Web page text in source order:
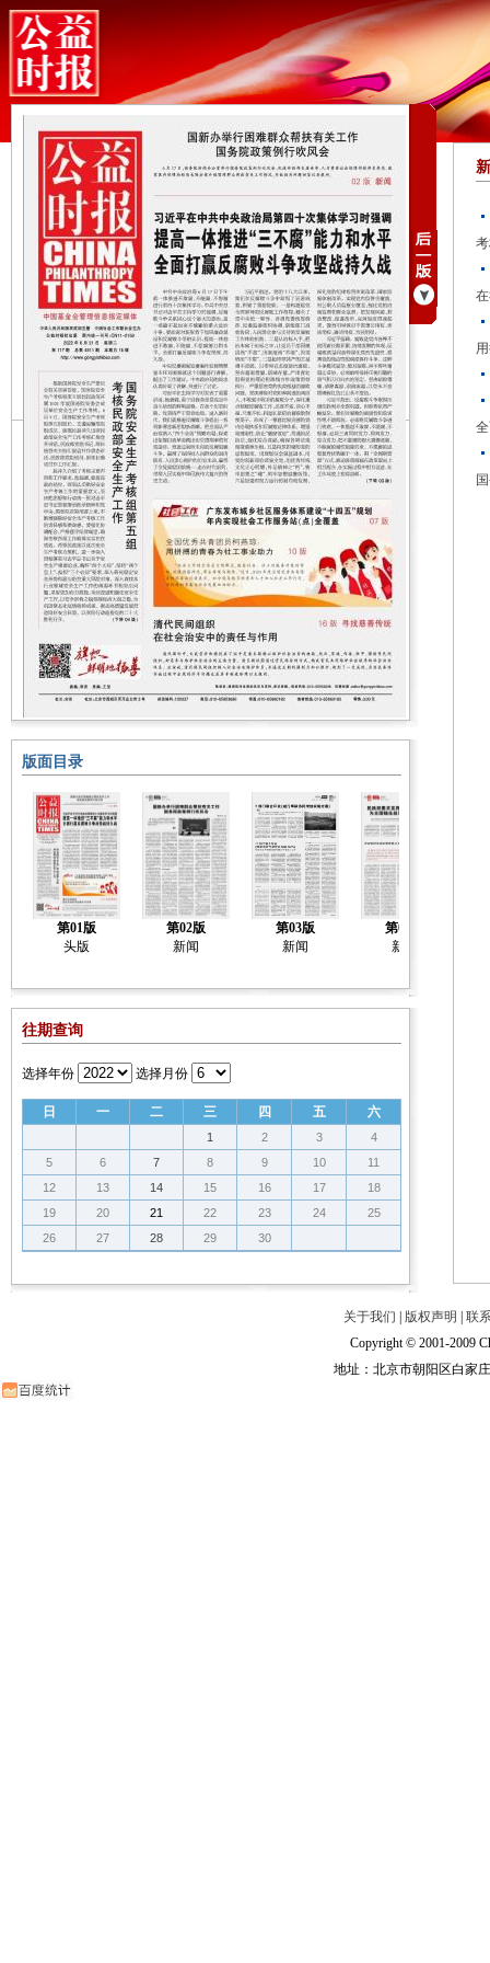
版面目录
第01版
头版
第02版
新闻
第03版
新闻
第04版
新闻
往期查询
选择年份 选择月份
日 一 二 三 四 五 六
1 2 3
4
5
6 7 8 9 10
11
12
13 14 15 16 17
18
19
20 21 22 23 24
25
26
27 28 29 30
关于我们 版权声明
联
Copyright © 2001-2009
地址：北京市朝阳区白家